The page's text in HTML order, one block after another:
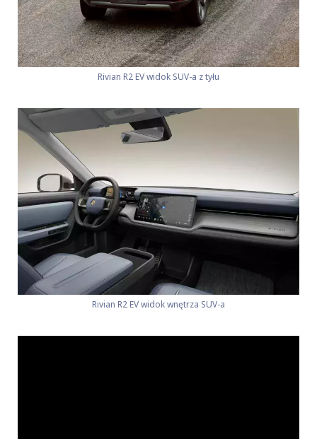
Rivian R2 EV widok SUV-a z tyłu
Rivian R2 EV widok wnętrza SUV-a